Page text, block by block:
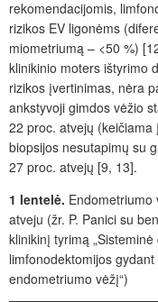
rekomendacijomis,
rizikos EV ligonėms
miometriumą – <50 %)
klinikinio moters ištyrimo
rizikos įvertinimas, nėra
ankstyvoji gimdos vėžio
22 proc. atvejų (keičiama
biopsijos nesutapimų su
27 proc. atvejų [9, 13].
1 lentelė. Endometriumo
atveju (žr. P. Panici su
klinikinį tyrimą
limfonodektomijos
endometriumo vėžį“)